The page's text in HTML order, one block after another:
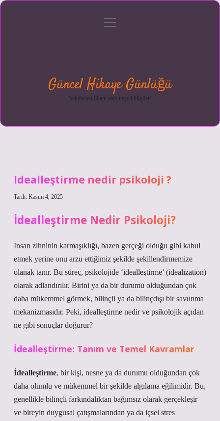
menüyü
Güncel Hikaye Günlüğü
Sektörden ilham alan neşeli bilgiler!
Idealleştirme nedir psikoloji ?
Tarih: Kasım 4, 2025
İdealleştirme Nedir Psikoloji?
İnsan zihninin karmaşıklığı, bazen gerçeği olduğu gibi kabul
etmek yerine onu arzu ettiğimiz şekilde şekillendirmemize
olanak tanır. Bu süreç, psikolojide ‘idealleştirme’ (idealization)
olarak adlandırılır. Birini ya da bir durumu olduğundan çok
daha mükemmel görmek, bilinçli ya da bilinçdışı bir savunma
mekanizmasıdır. Peki, idealleştirme nedir ve psikolojik açıdan
ne gibi sonuçlar doğurur?
İdealleştirme: Tanım ve Temel Kavramlar
İdealleştirme, bir kişi, nesne ya da durumu olduğundan çok
daha olumlu ve mükemmel bir şekilde algılama eğilimidir. Bu,
genellikle bilinçli farkındalıktan bağımsız olarak gerçekleşir
ve bireyin duygusal çatışmalarından ya da içsel stres